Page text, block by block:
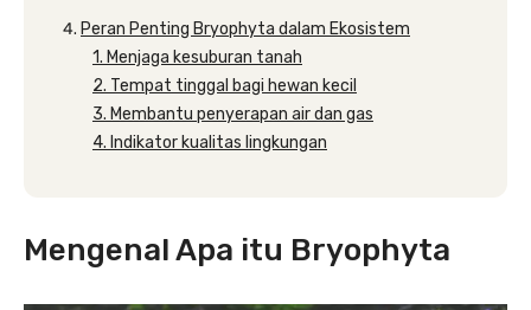
Peran Penting Bryophyta dalam Ekosistem
1. Menjaga kesuburan tanah
2. Tempat tinggal bagi hewan kecil
3. Membantu penyerapan air dan gas
4. Indikator kualitas lingkungan
Mengenal Apa itu Bryophyta